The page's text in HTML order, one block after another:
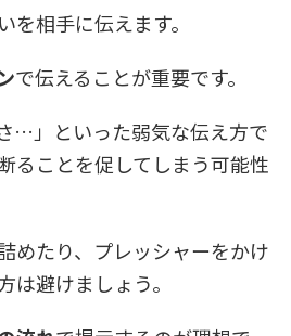
を相手に伝えます。
で伝えることが重要です。
…」といった弱気な伝え方で
ることを促してしまう可能性
めたり、プレッシャーをかけ
は避けましょう。